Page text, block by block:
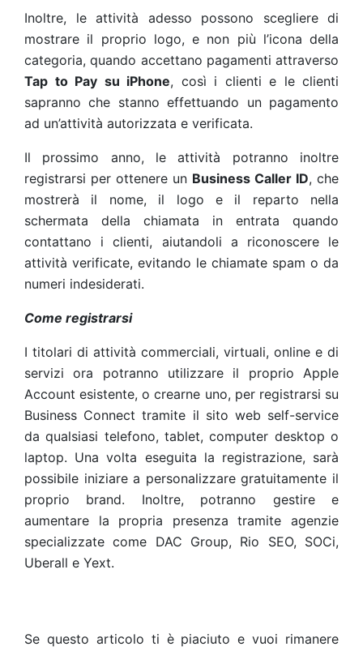
Inoltre, le attività adesso possono scegliere di
mostrare il proprio logo, e non più l’icona della
categoria, quando accettano pagamenti attraverso
Tap to Pay su iPhone, così i clienti e le clienti
sapranno che stanno effettuando un pagamento
ad un’attività autorizzata e verificata.
Il prossimo anno, le attività potranno inoltre
registrarsi per ottenere un Business Caller ID, che
mostrerà il nome, il logo e il reparto nella
schermata della chiamata in entrata quando
contattano i clienti, aiutandoli a riconoscere le
attività verificate, evitando le chiamate spam o da
numeri indesiderati.
Come registrarsi
I titolari di attività commerciali, virtuali, online e di
servizi ora potranno utilizzare il proprio Apple
Account esistente, o crearne uno, per registrarsi su
Business Connect tramite il sito web self-service
da qualsiasi telefono, tablet, computer desktop o
laptop. Una volta eseguita la registrazione, sarà
possibile iniziare a personalizzare gratuitamente il
proprio brand. Inoltre, potranno gestire e
aumentare la propria presenza tramite agenzie
specializzate come DAC Group, Rio SEO, SOCi,
Uberall e Yext.
Se questo articolo ti è piaciuto e vuoi rimanere